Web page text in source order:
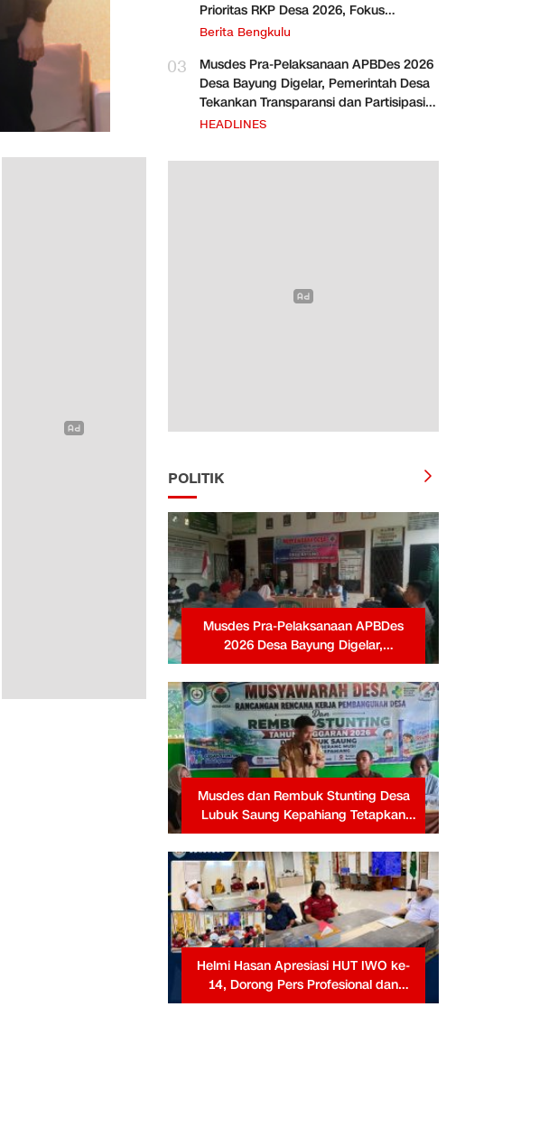
Prioritas RKP Desa 2026, Fokus
Infrastruktur dan Penurunan Stunting
Berita Bengkulu
03
Musdes Pra-Pelaksanaan APBDes 2026
Desa Bayung Digelar, Pemerintah Desa
Tekankan Transparansi dan Partisipasi
Warga
HEADLINES
POLITIK
Musdes Pra-Pelaksanaan APBDes
2026 Desa Bayung Digelar,
Pemerintah Desa Tekankan
Transparansi dan Partisipasi Warga
Musdes dan Rembuk Stunting Desa
Lubuk Saung Kepahiang Tetapkan
Prioritas RKP Desa 2026, Fokus
Infrastruktur dan Penurunan Stunting
Helmi Hasan Apresiasi HUT IWO ke-
14, Dorong Pers Profesional dan
Berkontribusi untuk Masyarakat